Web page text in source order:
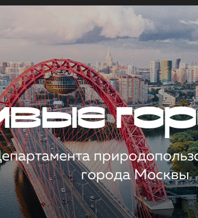
города Москвы